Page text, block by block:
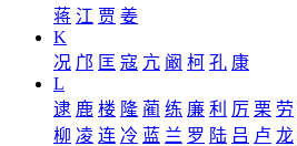
蒋 江 贾 姜
K
况 邝 匡 寇 亢 阚 柯 孔 康
L
逮 鹿 楼 隆 蔺 练 廉 利 厉 栗 劳
柳 凌 连 冷 蓝 兰 罗 陆 吕 卢 龙